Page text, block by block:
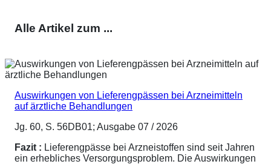
Alle Artikel zum ...
Auswirkungen von Lieferengpässen bei Arzneimitteln
auf ärztliche Behandlungen
Jg. 60, S. 56DB01; Ausgabe 07 / 2026
Fazit : Lieferengpässe bei Arzneistoffen sind seit Jahren
ein erhebliches Versorgungsproblem. Die Auswirkungen